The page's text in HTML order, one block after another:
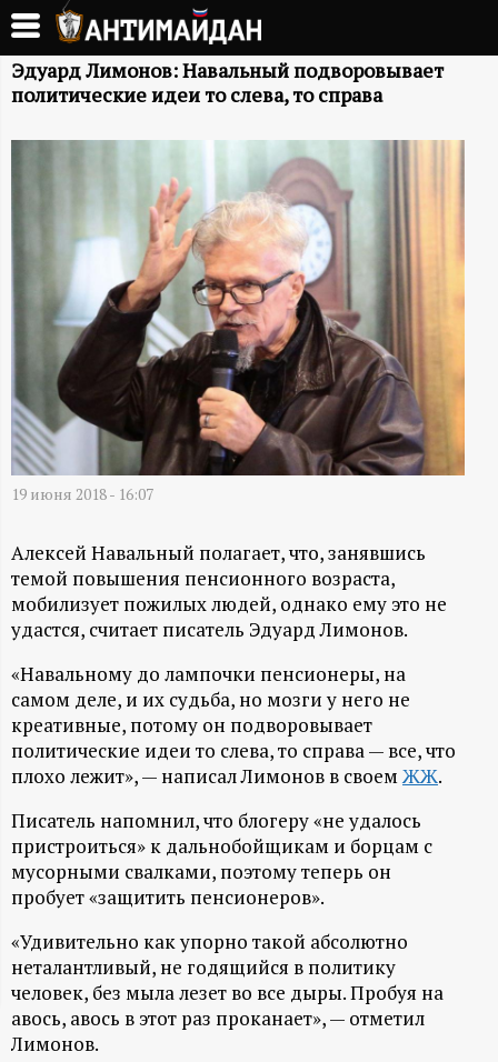
Перейти
основному
содержанию
А
И
Й
Д
А
Н
-
и
н
ф
о
р
м
а
ц
Эдуард Лимонов: Навальный подворовывает
политические идеи то слева, то справа
19 июня 2018 - 16:07
Алексей Навальный полагает, что, занявшись
темой повышения пенсионного возраста,
мобилизует пожилых людей, однако ему это не
удастся, считает писатель Эдуард Лимонов.
«Навальному до лампочки пенсионеры, на
самом деле, и их судьба, но мозги у него не
креативные, потому он подворовывает
политические идеи то слева, то справа — все, что
плохо лежит», — написал Лимонов в своем ЖЖ.
Писатель напомнил, что блогеру «не удалось
пристроиться» к дальнобойщикам и борцам с
мусорными свалками, поэтому теперь он
пробует «защитить пенсионеров».
«Удивительно как упорно такой абсолютно
неталантливый, не годящийся в политику
человек, без мыла лезет во все дыры. Пробуя на
авось, авось в этот раз проканает», — отметил
Лимонов.